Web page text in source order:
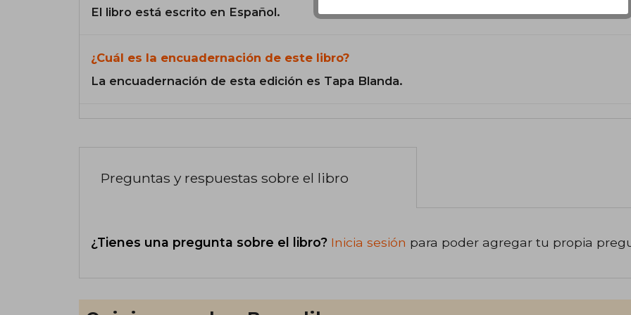
El libro está escrito en Español.
¿Cuál es la encuadernación de este libro?
La encuadernación de esta edición es Tapa Blanda.
Preguntas y respuestas sobre el libro
¿Tienes una pregunta sobre el libro? Inicia sesión para poder agregar tu propia